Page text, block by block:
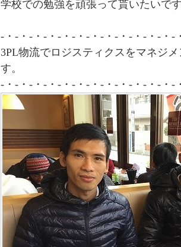
学校での勉強を頑張って貰いたいで
-・-・-・-・-・-・-・-・-・-・-・-・-
3PL物流でロジスティクスをマネジ
す。
-・-・-・-・-・-・-・-・-・-・-・-・-